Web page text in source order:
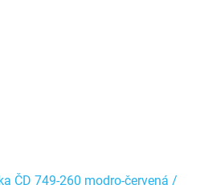
ČD 749-260 modro-červená /